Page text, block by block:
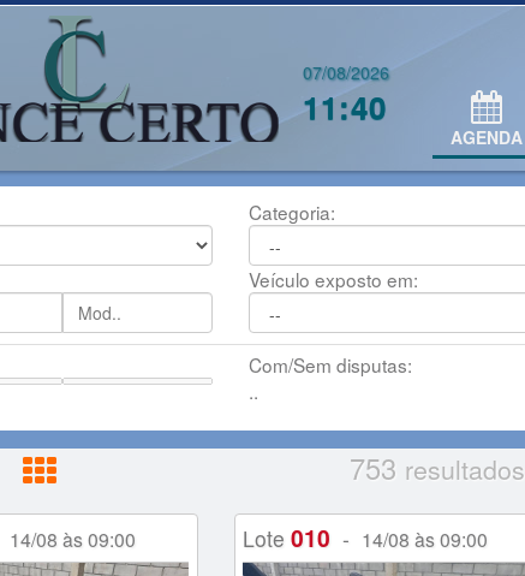
07/08/2026
11:40
AGENDA
Categoria:
Veículo exposto em:
Com/Sem disputas:
..
753 resultados
14/08 às 09:00 Lote 010 - 14/08 às 09:00